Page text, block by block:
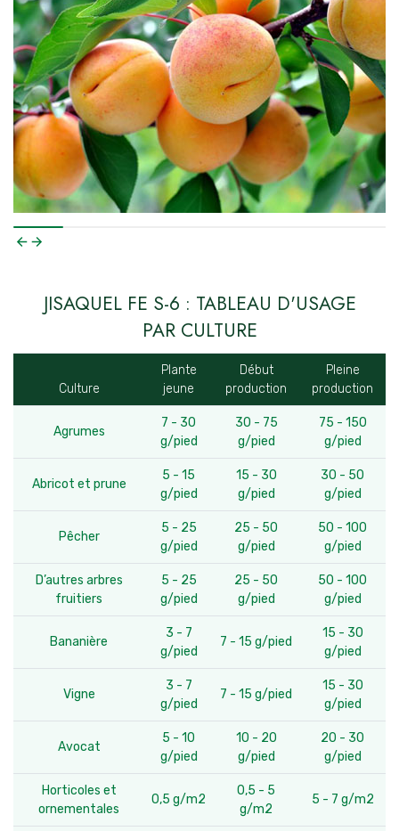
JISAQUEL FE S-6 : TABLEAU D'USAGE
PAR CULTURE
Culture
Plante
jeune
Début
production
Pleine
production
Agrumes
7 - 30
g/pied
30 - 75
g/pied
75 - 150
g/pied
Abricot et prune
5 - 15
g/pied
15 - 30
g/pied
30 - 50
g/pied
Pêcher
5 - 25
g/pied
25 - 50
g/pied
50 - 100
g/pied
D’autres arbres
fruitiers
5 - 25
g/pied
25 - 50
g/pied
50 - 100
g/pied
Bananière
3 - 7
g/pied
7 - 15 g/pied
15 - 30
g/pied
Vigne
3 - 7
g/pied
7 - 15 g/pied
15 - 30
g/pied
Avocat
5 - 10
g/pied
10 - 20
g/pied
20 - 30
g/pied
Horticoles et
ornementales
0,5 g/m2
0,5 - 5
g/m2
5 - 7 g/m2